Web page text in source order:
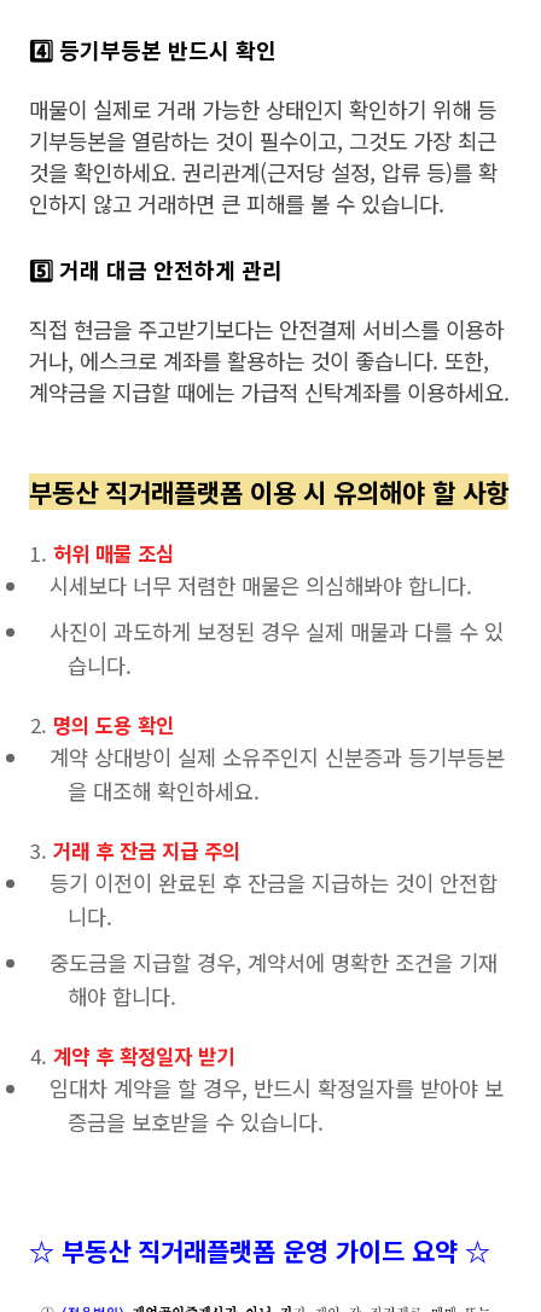
4️⃣ 등기부등본 반드시 확인
매물이 실제로 거래 가능한 상태인지 확인하기 위해 등
기부등본을 열람하는 것이 필수이고, 그것도 가장 최근
것을 확인하세요. 권리관계(근저당 설정, 압류 등)를 확
인하지 않고 거래하면 큰 피해를 볼 수 있습니다.
5️⃣ 거래 대금 안전하게 관리
직접 현금을 주고받기보다는 안전결제 서비스를 이용하
거나, 에스크로 계좌를 활용하는 것이 좋습니다. 또한,
계약금을 지급할 때에는 가급적 신탁계좌를 이용하세요.
부동산 직거래플랫폼 이용 시 유의해야 할 사항
허위 매물 조심
시세보다 너무 저렴한 매물은 의심해봐야 합니다.
사진이 과도하게 보정된 경우 실제 매물과 다를 수 있
습니다.
명의 도용 확인
계약 상대방이 실제 소유주인지 신분증과 등기부등본
을 대조해 확인하세요.
거래 후 잔금 지급 주의
등기 이전이 완료된 후 잔금을 지급하는 것이 안전합
니다.
중도금을 지급할 경우, 계약서에 명확한 조건을 기재
해야 합니다.
계약 후 확정일자 받기
임대차 계약을 할 경우, 반드시 확정일자를 받아야 보
증금을 보호받을 수 있습니다.
☆ 부동산 직거래플랫폼 운영 가이드 요약 ☆